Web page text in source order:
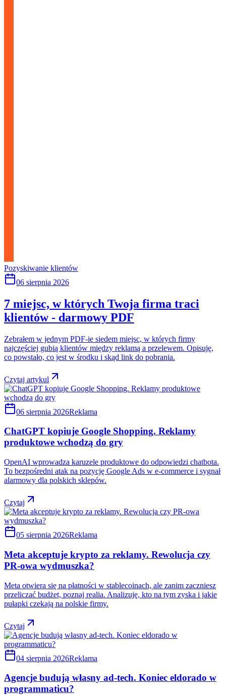
Pozyskiwanie klientów
06 sierpnia 2026
7 miejsc, w których Twoja firma traci
klientów - darmowy PDF
Zebrałem w jednym PDF-ie siedem miejsc, w których firmy
najczęściej gubią klientów między reklamą a przelewem. Opisuję,
co powstało, co jest w środku i skąd link do pobrania.
Czytaj artykul
06 sierpnia 2026Reklama
ChatGPT kopiuje Google Shopping. Reklamy
produktowe wchodzą do gry
OpenAI wprowadza karuzele produktowe do odpowiedzi chatbota.
To bezpośredni atak na pozycję Google Ads w e-commerce i sygnał
alarmowy dla polskich sklepów.
Czytaj
05 sierpnia 2026Reklama
Meta akceptuje krypto za reklamy. Rewolucja czy
PR-owa wydmuszka?
Meta otwiera się na płatności w stablecoinach, ale zanim zaczniesz
przeliczać budżet, poznaj realia. Analizuję, kto na tym zyska i jakie
pułapki czekają na polskie firmy.
Czytaj
04 sierpnia 2026Reklama
Agencje budują własny ad-tech. Koniec eldorado w
programmaticu?